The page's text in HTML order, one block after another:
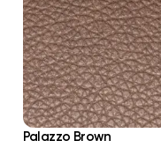
Palazzo Brown